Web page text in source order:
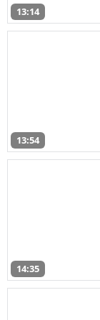
13:14
13:54
14:35